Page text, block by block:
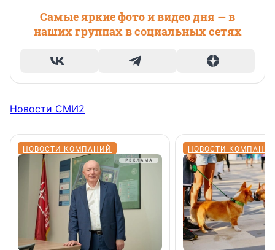
Самые яркие фото и видео дня — в
наших группах в социальных сетях
Новости СМИ2
НОВОСТИ КОМПАНИЙ НОВОСТИ